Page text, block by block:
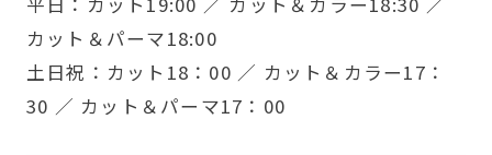
カット＆パーマ18:00
土日祝：カット18：00 ／ カット＆カラー17：
30 ／ カット＆パーマ17：00